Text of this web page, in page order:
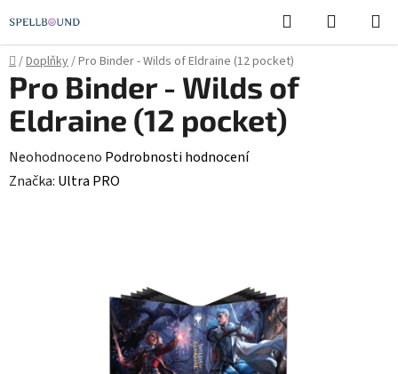
na
obsah
Hledat
KOŠÍK
Domů
/Doplňky/Pro Binder - Wilds of Eldraine (12 pocket)
Pro Binder - Wilds of
Eldraine (12 pocket)
Průměrné
hodnocení
Neohodnoceno Podrobnosti hodnocení
Značka: Ultra PRO